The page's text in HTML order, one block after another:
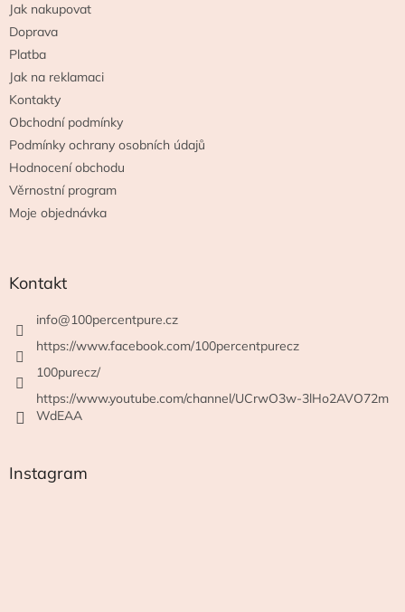
Jak nakupovat
Doprava
Platba
Jak na reklamaci
Kontakty
Obchodní podmínky
Podmínky ochrany osobních údajů
Hodnocení obchodu
Věrnostní program
Moje objednávka
Kontakt
info@100percentpure.cz
https://www.facebook.com/100percentpurecz
100purecz/
https://www.youtube.com/channel/UCrwO3w-3lHo2AVO72m
WdEAA
Instagram